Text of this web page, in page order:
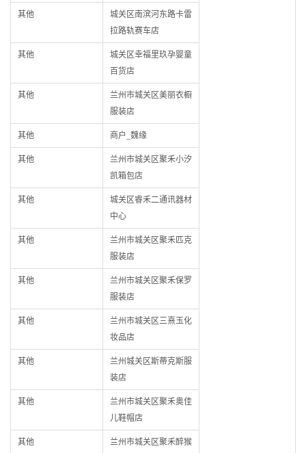
其他
城关区南滨河东路卡雷
拉路轨赛车店
其他
城关区幸福里玖孕婴童
百货店
其他
兰州市城关区美丽衣橱
服装店
其他 商户_魏缘
其他
兰州市城关区聚禾小汐
凯箱包店
其他
城关区睿禾二通讯器材
中心
其他
兰州市城关区聚禾匹克
服装店
其他
兰州市城关区聚禾保罗
服装店
其他
兰州市城关区三熹玉化
妆品店
其他
兰州城关区斯蒂克斯服
装店
其他
兰州市城关区聚禾奥佳
儿鞋帽店
其他
兰州市城关区聚禾醉猴